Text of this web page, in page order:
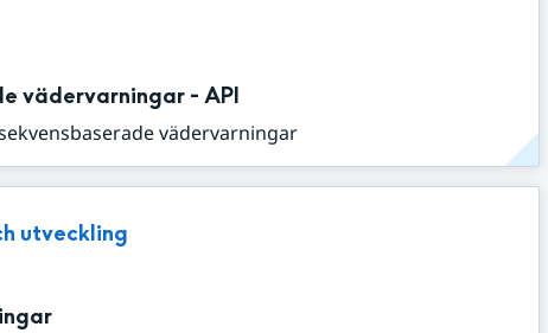
vädervarningar - API
vädervarningar
utveckling